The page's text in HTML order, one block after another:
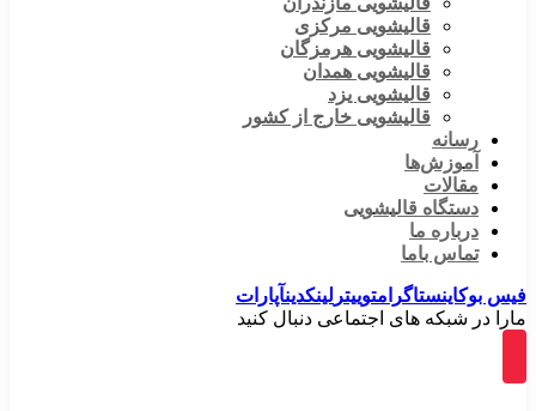
قالیشویی مرکزی
قالیشویی هرمزگان
قالیشویی همدان
قالیشویی یزد
قالیشویی خارج از کشور
رسانه
آموزش‌ها
مقالات
دستگاه قالیشویی
درباره ما
تماس باما
فیس بوکاینستاگرامتوییتر لینکدینآپارات
مارا در شبکه های اجتماعی دنبال کنید